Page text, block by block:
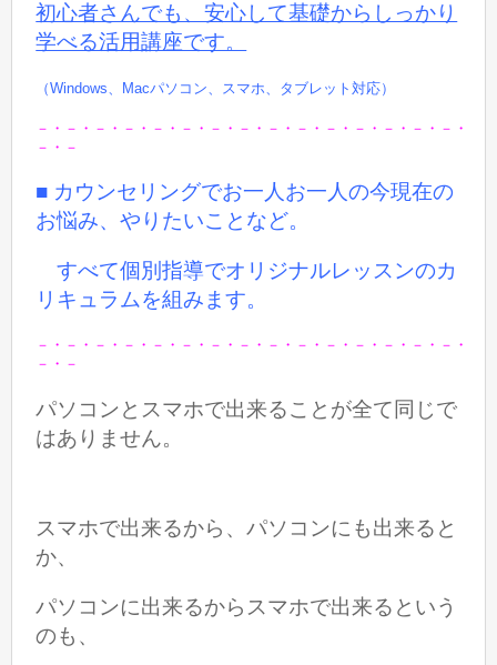
初心者さんでも、安心して基礎からしっかり
学べる活用講座です。
（Windows、Macパソコン、スマホ、タブレット対応）
－・－・－・－・－・－・－・－・－・－・－・－・－・－・－・
－・－
■ カウンセリングでお一人お一人の今現在の
お悩み、やりたいことなど。
すべて個別指導でオリジナルレッスンのカ
リキュラムを組みます。
－・－・－・－・－・－・－・－・－・－・－・－・－・－・－・
－・－
パソコンとスマホで出来ることが全て同じで
はありません。
スマホで出来るから、パソコンにも出来ると
か、
パソコンに出来るからスマホで出来るという
のも、